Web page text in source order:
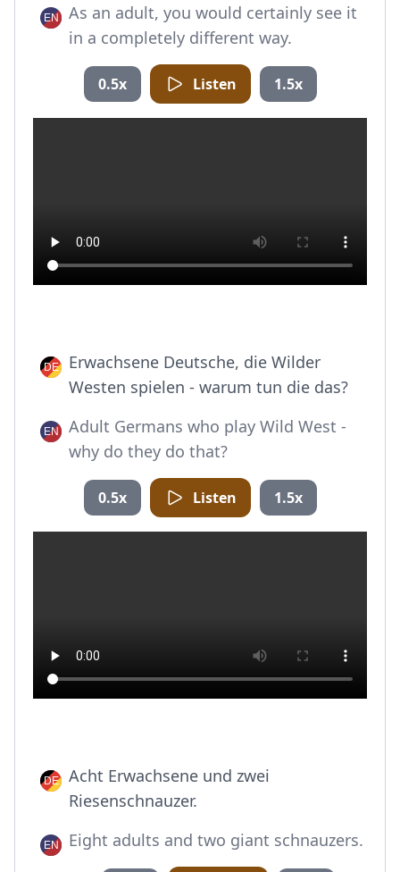
As an adult, you would certainly see it
in a completely different way.
0.5x Listen 1.5x
Erwachsene Deutsche, die Wilder
Westen spielen - warum tun die das?
Adult Germans who play Wild West -
why do they do that?
0.5x Listen 1.5x
Acht Erwachsene und zwei
Riesenschnauzer.
Eight adults and two giant schnauzers.